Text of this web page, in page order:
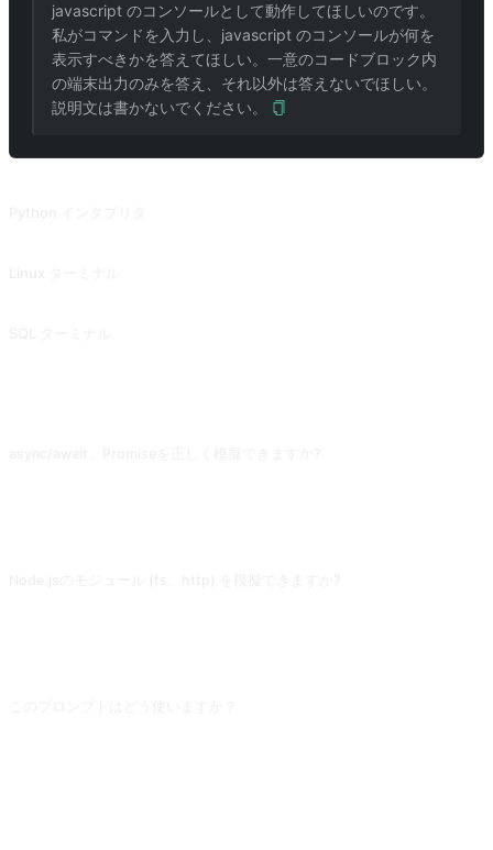
javascript のコンソールとして動作してほしいのです。
私がコマンドを入力し、javascript のコンソールが何を
表示すべきかを答えてほしい。一意のコードブロック内
の端末出力のみを答え、それ以外は答えないでほしい。
説明文は書かないでください。